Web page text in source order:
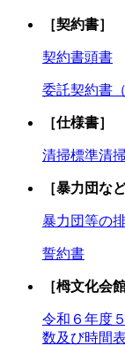
［契約書］
契約書頭書
委託契約書
［仕様書］
清掃標準清
［暴力団な
暴力団等の
誓約書
［栂文化会
令和６年度
数及び時間表